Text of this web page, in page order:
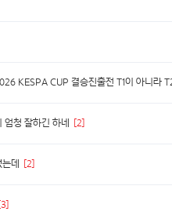
청 잘하긴 하네 [2]
데 [2]
[3]